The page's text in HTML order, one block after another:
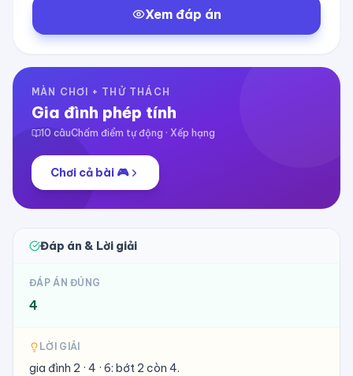
Xem đáp án
MÀN CHƠI + THỬ THÁCH
Gia đình phép tính
10 câuChấm điểm tự động · Xếp hạng
Chơi cả bài 🎮
Đáp án & Lời giải
ĐÁP ÁN ĐÚNG
4
LỜI GIẢI
gia đình 2 · 4 · 6: bớt 2 còn 4.